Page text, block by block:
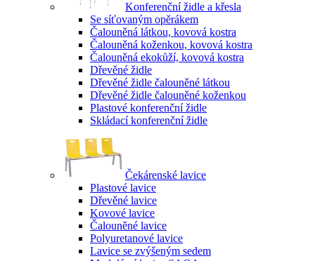
Konferenční židle a křesla
Se síťovaným opěrákem
Čalouněná látkou, kovová kostra
Čalouněná koženkou, kovová kostra
Čalouněná ekokůží, kovová kostra
Dřevěné židle
Dřevěné židle čalouněné látkou
Dřevěné židle čalouněné koženkou
Plastové konferenční židle
Skládací konferenční židle
Čekárenské lavice
Plastové lavice
Dřevěné lavice
Kovové lavice
Čalouněné lavice
Polyuretanové lavice
Lavice se zvýšeným sedem